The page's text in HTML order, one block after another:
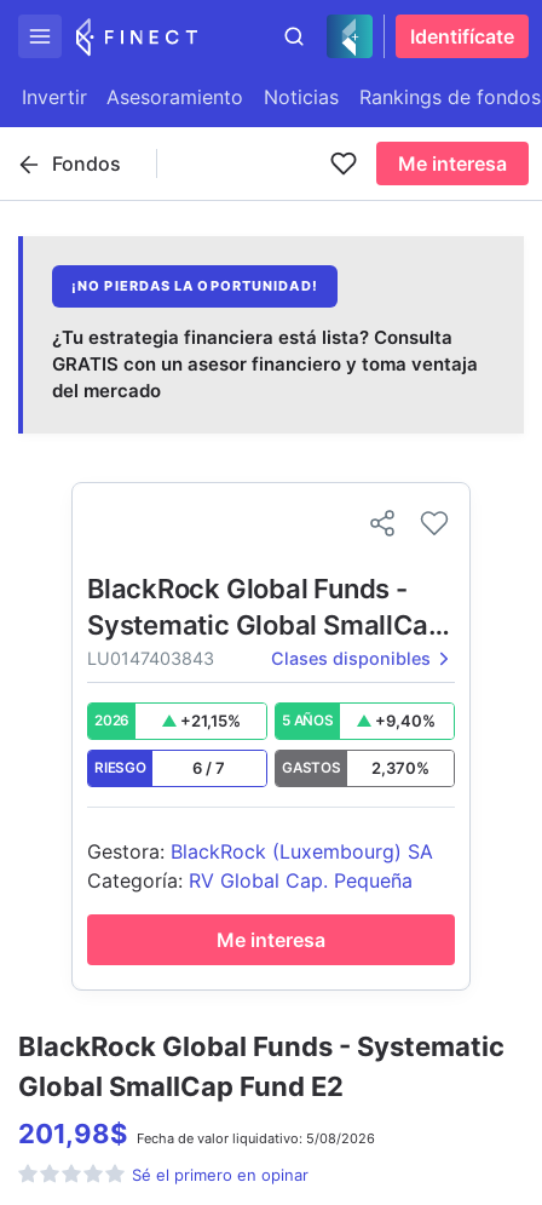
Identifícate
Invertir Asesoramiento Noticias Rankings de fondos
Fondos Me interesa
¡NO PIERDAS LA OPORTUNIDAD!
¿Tu estrategia financiera está lista? Consulta
GRATIS con un asesor financiero y toma ventaja
del mercado
BlackRock Global Funds - Systematic
Global SmallCap Fund E2
201,98$ Fecha de valor liquidativo: 5/08/2026
Sé el primero en opinar
BlackRock Global Funds -
Systematic Global SmallCap
Fund
LU0147403843 Clases disponibles
2026 +21,15% 5 AÑOS +9,40%
RIESGO 6 /7 GASTOS 2,370%
Gestora: BlackRock (Luxembourg) SA
Categoría: RV Global Cap. Pequeña
Me interesa